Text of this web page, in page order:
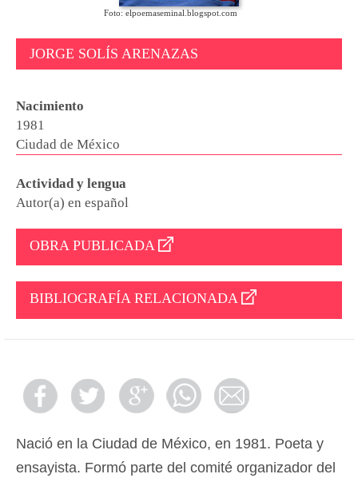
Foto: elpoemaseminal.blogspot.com
JORGE SOLÍS ARENAZAS
Nacimiento
1981
Ciudad de México
Actividad y lengua
Autor(a) en español
OBRA PUBLICADA
BIBLIOGRAFÍA RELACIONADA
Nació en la Ciudad de México, en 1981. Poeta y
ensayista. Formó parte del comité organizador del